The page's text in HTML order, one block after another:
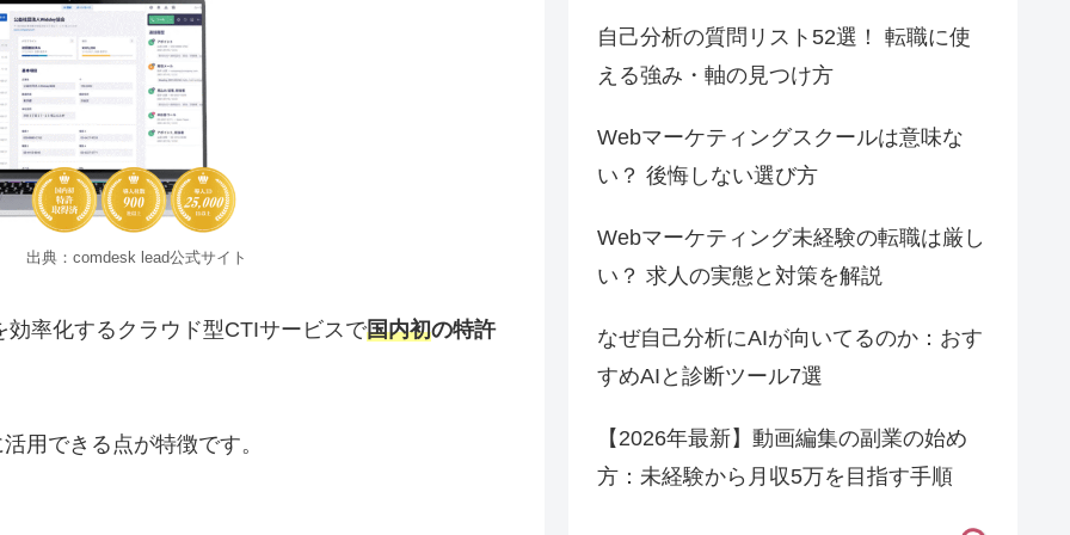
式サイト
率化するクラウド型CTIサービスで国内初の特許
用できる点が特徴です。
自己分析の質問リスト52選！ 転職に使
える強み・軸の見つけ方
Webマーケティングスクールは意味な
い？ 後悔しない選び方
Webマーケティング未経験の転職は厳し
い？ 求人の実態と対策を解説
なぜ自己分析にAIが向いてるのか：おす
すめAIと診断ツール7選
【2026年最新】動画編集の副業の始め
方：未経験から月収5万を目指す手順